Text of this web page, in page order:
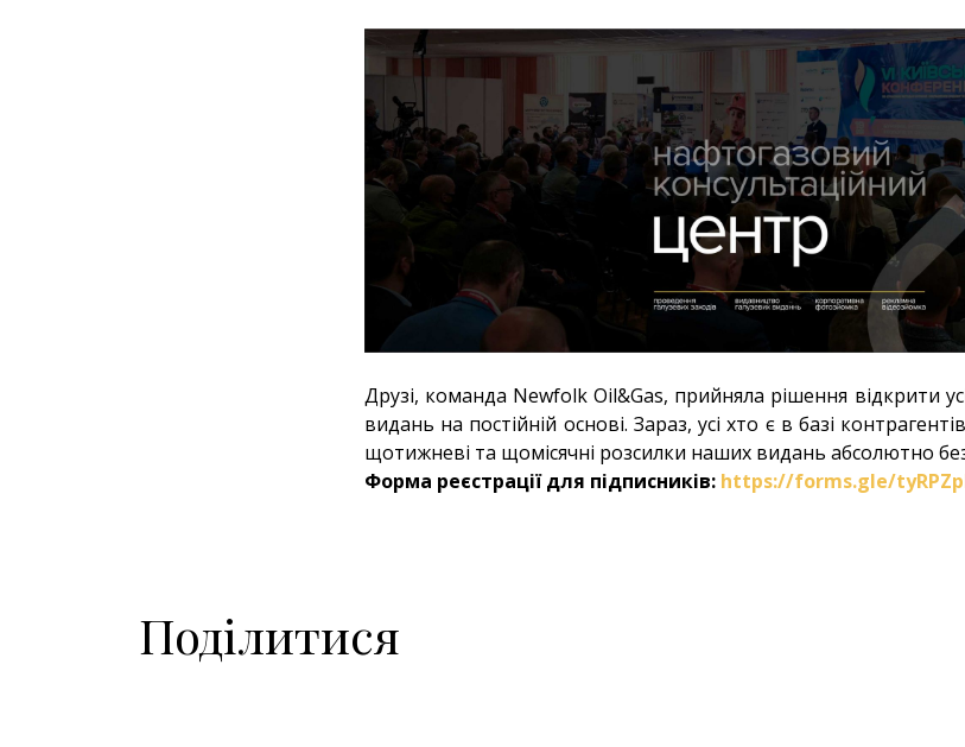
Друзі, команда Newfolk Oil&Gas, прийняла рішення відкрити
видань на постійній основі. Зараз, усі хто є в базі
щотижневі та щомісячні розсилки наших видань абсолютно
Форма реєстрації для підписників: https://forms.gle/
Поділитися